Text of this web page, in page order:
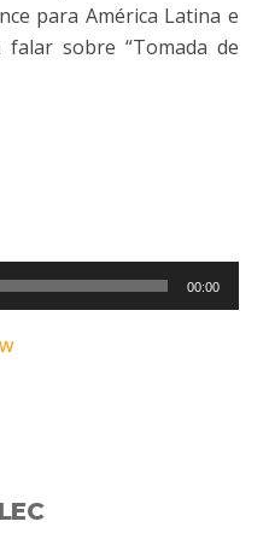
para América Latina e
sobre “Tomada de
00:00